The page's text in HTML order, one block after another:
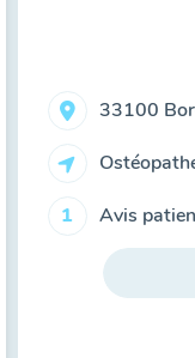
33100
1 Avis